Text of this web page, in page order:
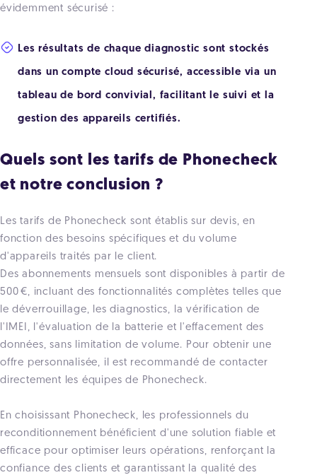
évidemment sécurisé :
Les résultats de chaque diagnostic sont stockés
dans un compte cloud sécurisé, accessible via un
tableau de bord convivial, facilitant le suivi et la
gestion des appareils certifiés.
Quels sont les tarifs de Phonecheck
et notre conclusion ?
Les tarifs de Phonecheck sont établis sur devis, en
fonction des besoins spécifiques et du volume
d'appareils traités par le client.
Des abonnements mensuels sont disponibles à partir de
500 €, incluant des fonctionnalités complètes telles que
le déverrouillage, les diagnostics, la vérification de
l'IMEI, l'évaluation de la batterie et l'effacement des
données, sans limitation de volume. Pour obtenir une
offre personnalisée, il est recommandé de contacter
directement les équipes de Phonecheck.
En choisissant Phonecheck, les professionnels du
reconditionnement bénéficient d'une solution fiable et
efficace pour optimiser leurs opérations, renforçant la
confiance des clients et garantissant la qualité des